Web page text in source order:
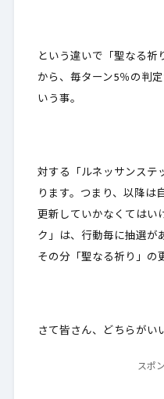
という違いで「聖なる祈
から、毎ターン5％の判
いう事。
対する「ルネッサンステ
ります。つまり、以降は
更新していかなくてはい
ク」は、行動毎に抽選が
その分「聖なる祈り」の
さて皆さん、どちらがい
スポ